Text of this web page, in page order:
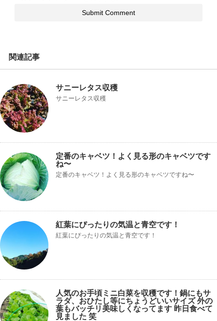
関連記事
サニーレタス収穫
サニーレタス収穫
定番のキャベツ！よく見る形のキャベツです
ね〜
定番のキャベツ！よく見る形のキャベツですね〜
紅葉にぴったりの気温と青空です！
紅葉にぴったりの気温と青空です！
人気のお手頃ミニ白菜を収穫です！鍋にもサ
ラダ、おひたし等にちょうどいいサイズ 外の
葉もバッチリ美味しくなってます 昨日食べて
見ました 笑